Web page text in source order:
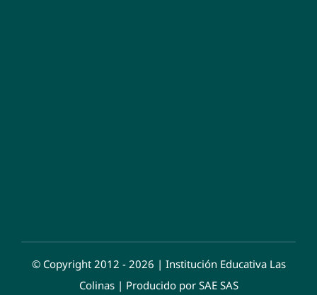
© Copyright 2012 - 2026 | Institución Educativa Las
Colinas | Producido por SAE SAS